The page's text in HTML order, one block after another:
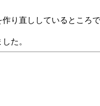
り直ししているところで
た。